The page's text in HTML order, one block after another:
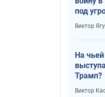
под
Виктор
На
Трамп?
Виктор